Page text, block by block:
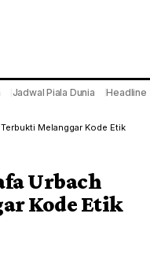
Jadwal Piala Dunia Headline
Melanggar Kode Etik
Urbach
Kode Etik